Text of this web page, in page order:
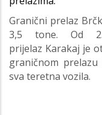
Granični prelaz
3,5 tone. Od
prijelaz Karakaj je
graničnom
sva teretna vozila.